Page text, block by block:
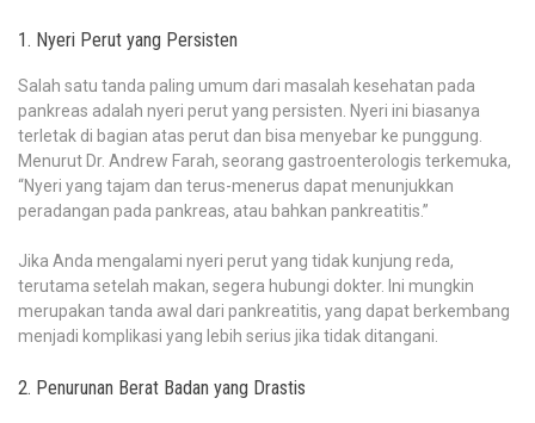
1. Nyeri Perut yang Persisten
Salah satu tanda paling umum dari masalah kesehatan pada
pankreas adalah nyeri perut yang persisten. Nyeri ini biasanya
terletak di bagian atas perut dan bisa menyebar ke punggung.
Menurut Dr. Andrew Farah, seorang gastroenterologis terkemuka,
“Nyeri yang tajam dan terus-menerus dapat menunjukkan
peradangan pada pankreas, atau bahkan pankreatitis.”
Jika Anda mengalami nyeri perut yang tidak kunjung reda,
terutama setelah makan, segera hubungi dokter. Ini mungkin
merupakan tanda awal dari pankreatitis, yang dapat berkembang
menjadi komplikasi yang lebih serius jika tidak ditangani.
2. Penurunan Berat Badan yang Drastis